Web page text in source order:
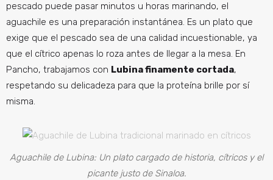
pescado puede pasar minutos u horas marinando, el
aguachile es una preparación instantánea. Es un plato que
exige que el pescado sea de una calidad incuestionable, ya
que el cítrico apenas lo roza antes de llegar a la mesa. En
Pancho, trabajamos con Lubina finamente cortada,
respetando su delicadeza para que la proteína brille por sí
misma.
Aguachile de Lubina: Un plato cargado de historia, cítricos y el
picante justo de Sinaloa.